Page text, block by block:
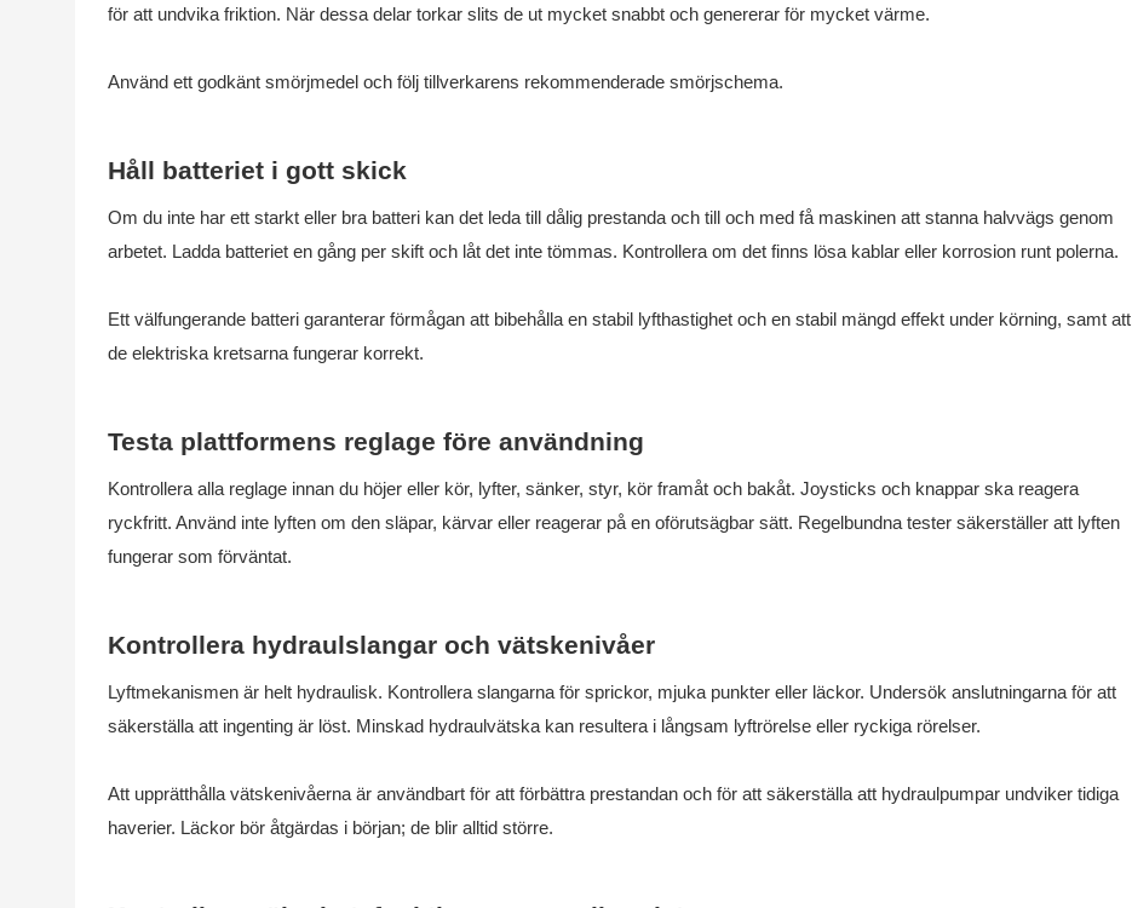
för att undvika friktion. När dessa delar torkar slits de ut mycket snabbt och genererar för mycket värme.
Använd ett godkänt smörjmedel och följ tillverkarens rekommenderade smörjschema.
Håll batteriet i gott skick
Om du inte har ett starkt eller bra batteri kan det leda till dålig prestanda och till och med få maskinen att stanna halvvägs genom
arbetet. Ladda batteriet en gång per skift och låt det inte tömmas. Kontrollera om det finns lösa kablar eller korrosion runt polerna.
Ett välfungerande batteri garanterar förmågan att bibehålla en stabil lyfthastighet och en stabil mängd effekt under körning, samt att
de elektriska kretsarna fungerar korrekt.
Testa plattformens reglage före användning
Kontrollera alla reglage innan du höjer eller kör, lyfter, sänker, styr, kör framåt och bakåt. Joysticks och knappar ska reagera
ryckfritt. Använd inte lyften om den släpar, kärvar eller reagerar på en oförutsägbar sätt. Regelbundna tester säkerställer att lyften
fungerar som förväntat.
Kontrollera hydraulslangar och vätskenivåer
Lyftmekanismen är helt hydraulisk. Kontrollera slangarna för sprickor, mjuka punkter eller läckor. Undersök anslutningarna för att
säkerställa att ingenting är löst. Minskad hydraulvätska kan resultera i långsam lyftrörelse eller ryckiga rörelser.
Att upprätthålla vätskenivåerna är användbart för att förbättra prestandan och för att säkerställa att hydraulpumpar undviker tidiga
haverier. Läckor bör åtgärdas i början; de blir alltid större.